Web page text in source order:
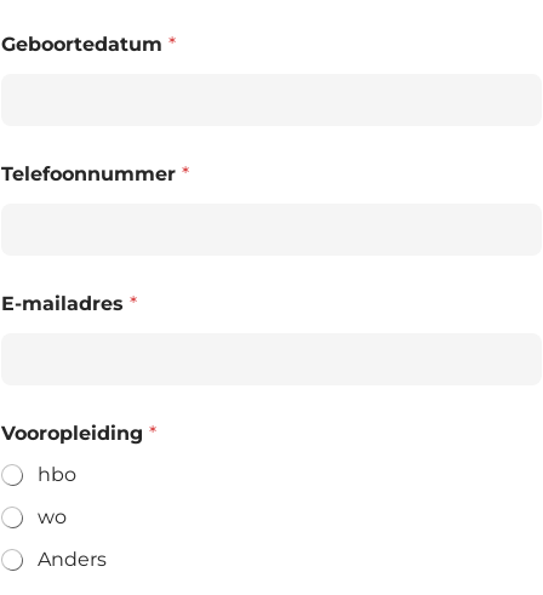
Geboortedatum *
Telefoonnummer *
E-mailadres *
Vooropleiding *
hbo
wo
Anders